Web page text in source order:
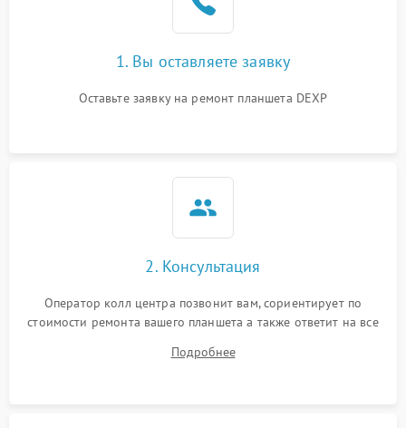
1. Вы оставляете заявку
Оставьте заявку на ремонт планшета DEXP
2. Консультация
Оператор колл центра позвонит вам, сориентирует по
стоимости ремонта вашего планшета а также ответит на все
Подробнее